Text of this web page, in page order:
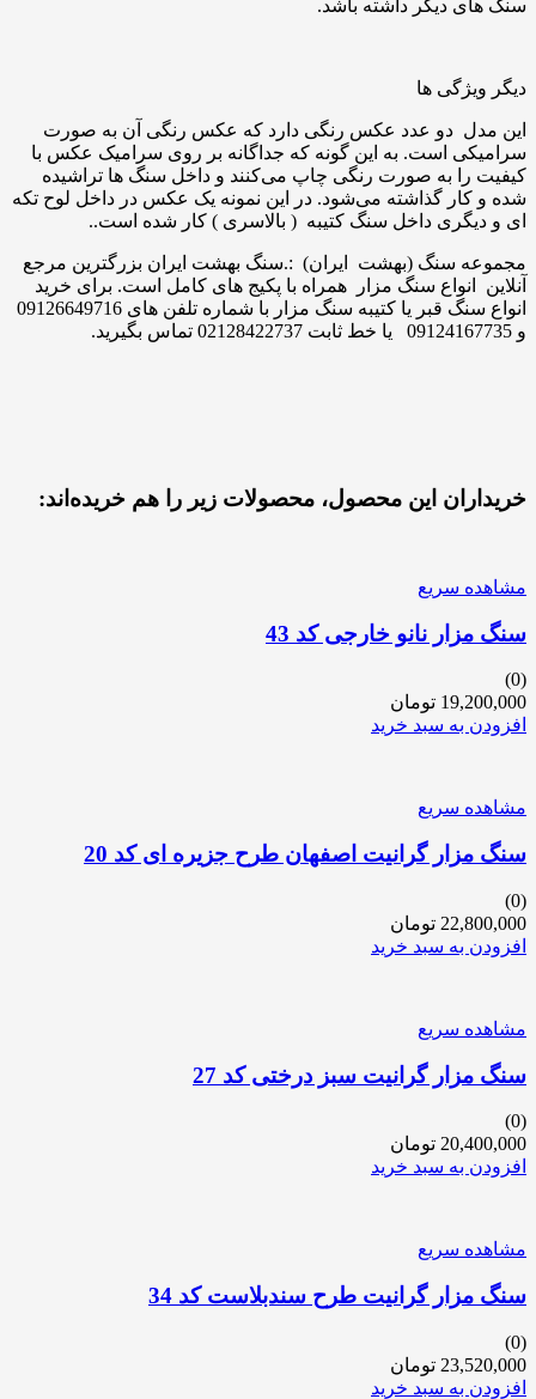
سنگ های دیگر داشته باشد.
دیگر ویژگی ها
این مدل دو عدد عکس رنگی دارد که عکس رنگی آن به صورت
سرامیکی است. به این گونه که جداگانه بر روی سرامیک عکس با
کیفیت را به صورت رنگی چاپ می‌کنند و داخل سنگ ها تراشیده
شده و کار گذاشته می‌شود. در این نمونه یک عکس در داخل لوح تکه
ای و دیگری داخل سنگ کتیبه ( بالاسری ) کار شده است..
مجموعه سنگ (بهشت ایران) :.سنگ بهشت ایران بزرگترین مرجع
آنلاین انواع سنگ مزار همراه با پکیج های کامل است. برای خرید
و 09124167735 یا خط ثابت 02128422737 تماس بگیرید.
خریداران این محصول، محصولات زیر را هم خریده‌اند:
مشاهده سریع
سنگ مزار نانو خارجی کد 43
(0)
19,200,000 تومان
افزودن به سبد خرید
مشاهده سریع
سنگ مزار گرانیت اصفهان طرح جزیره ای کد 20
(0)
22,800,000 تومان
افزودن به سبد خرید
مشاهده سریع
سنگ مزار گرانیت سبز درختی کد 27
(0)
20,400,000 تومان
افزودن به سبد خرید
مشاهده سریع
سنگ مزار گرانیت طرح سندبلاست کد 34
(0)
23,520,000 تومان
افزودن به سبد خرید